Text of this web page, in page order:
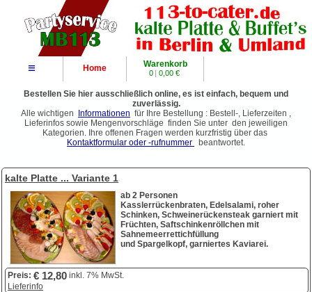
≡ Home Warenkorb
0 | 0,00 €
Bestellen Sie hier ausschließlich online, es ist einfach, bequem und
zuverlässig.
Alle wichtigen
Informationen für Ihre Bestellung : Bestell-, Lieferzeiten ,
Lieferinfos sowie Mengenvorschläge finden Sie unter den jeweiligen
Kategorien. Ihre offenen Fragen werden kurzfristig über das
Kontaktformular oder -rufnummer
beantwortet.
kalte Platte ... Variante 1
ab 2 Personen
Kasslerrückenbraten, Edelsalami, roher
Schinken, Schweinerückensteak garniert mit
Früchten, Saftschinkenröllchen mit
Sahnemeerrettichfüllung
und Spargelkopf, garniertes Kaviarei.
Preis: € 12,80 inkl. 7% MwSt.
Lieferinfo